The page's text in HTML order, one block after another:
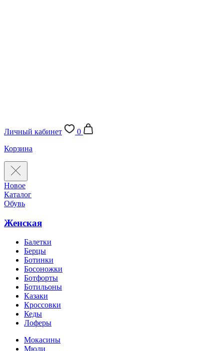
Личный кабинет
0
Корзина
Новое
Каталог
Обувь
Женская
Балетки
Берцы
Ботинки
Босоножки
Ботфорты
Ботильоны
Казаки
Кроссовки
Кеды
Лоферы
Мокасины
Мюли